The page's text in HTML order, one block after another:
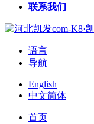
联系我们
语言
导航
English
中文简体
首页